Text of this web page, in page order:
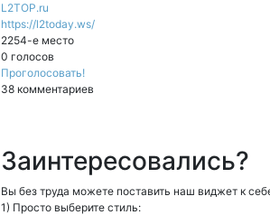
L2TOP.ru
https://l2today.ws/
2254-е место
0 голосов
Проголосовать!
38 комментариев
Заинтересовались?
Вы без труда можете поставить наш виджет к
1) Просто выберите стиль: